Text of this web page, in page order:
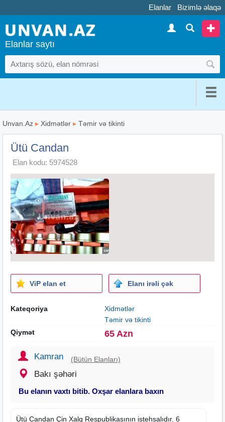
Elanlar Bizimlə əlaqə
Elanlar saytı
Unvan.Az ▸ Xidmətlər ▸ Təmir və tikinti
Ütü Candan
Elan kodu: 5974528
ViP elan et Elanı irəli çək
Kateqoriya
Xidmətlər
Təmir və tikinti
Qiymət
65 Azn
Kamran (Bütün Elanları)
Bakı şəhəri
Bu elanın vaxtı bitib. Oxşar elanlara baxın
Ütü Candan Çin Xalq Respublikasının istehsalıdır. 6